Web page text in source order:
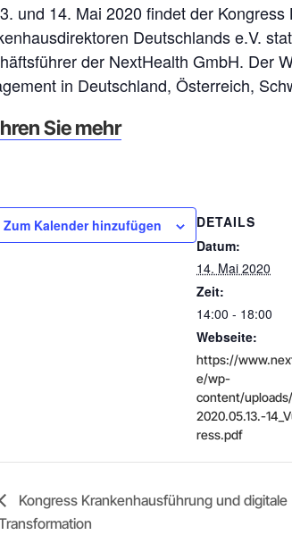
und 14. Mai 2020 findet der
Deutschlands e.V.
der NextHealth GmbH. Der
in Deutschland, Österreich,
Sie mehr
Zum Kalender hinzufügen
DETAILS
Datum:
14. Mai 2020
Zeit:
14:00 - 18:00
Webseite:
https://
e/wp-
content/
2020.05.13.-
ress.pdf
Kongress Krankenhausführung und digitale